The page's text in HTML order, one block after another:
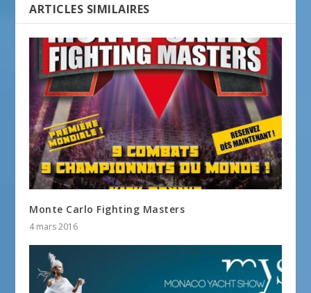
ARTICLES SIMILAIRES
Monte Carlo Fighting Masters
4 mars 2016